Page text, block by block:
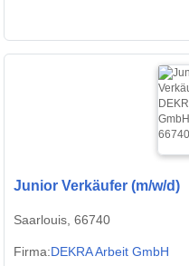
Junior Verkäufer (m/w/d)
Saarlouis, 66740
Firma:DEKRA Arbeit GmbH